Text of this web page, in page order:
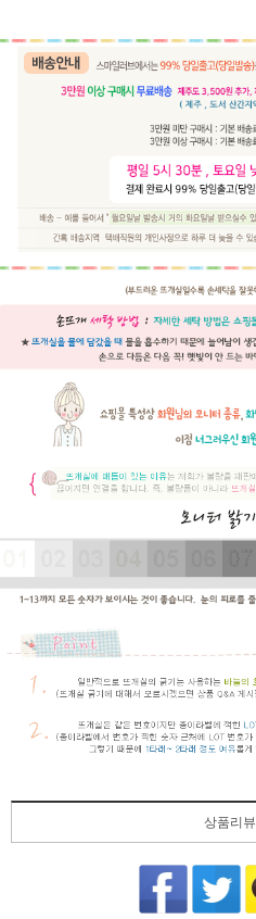
상품리뷰